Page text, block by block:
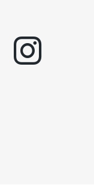
instagram